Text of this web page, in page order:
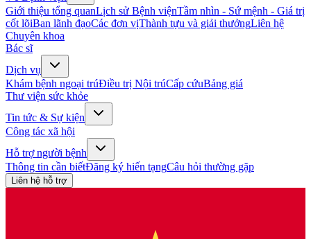
Giới thiệu tổng quanLịch sử Bệnh việnTầm nhìn - Sứ mệnh - Giá trị
cốt lõiBan lãnh đạoCác đơn vịThành tựu và giải thưởngLiên hệ
Chuyên khoa
Bác sĩ
Dịch vụ
Khám bệnh ngoại trúĐiều trị Nội trúCấp cứuBảng giá
Thư viện sức khỏe
Tin tức & Sự kiện
Công tác xã hội
Hỗ trợ người bệnh
Thông tin cần biếtĐăng ký hiến tạngCâu hỏi thường gặp
Liên hệ hỗ trợ